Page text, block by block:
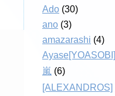
Ado (30)
ano (3)
amazarashi (4)
Ayase[YOASOBI]
嵐 (6)
[ALEXANDROS]